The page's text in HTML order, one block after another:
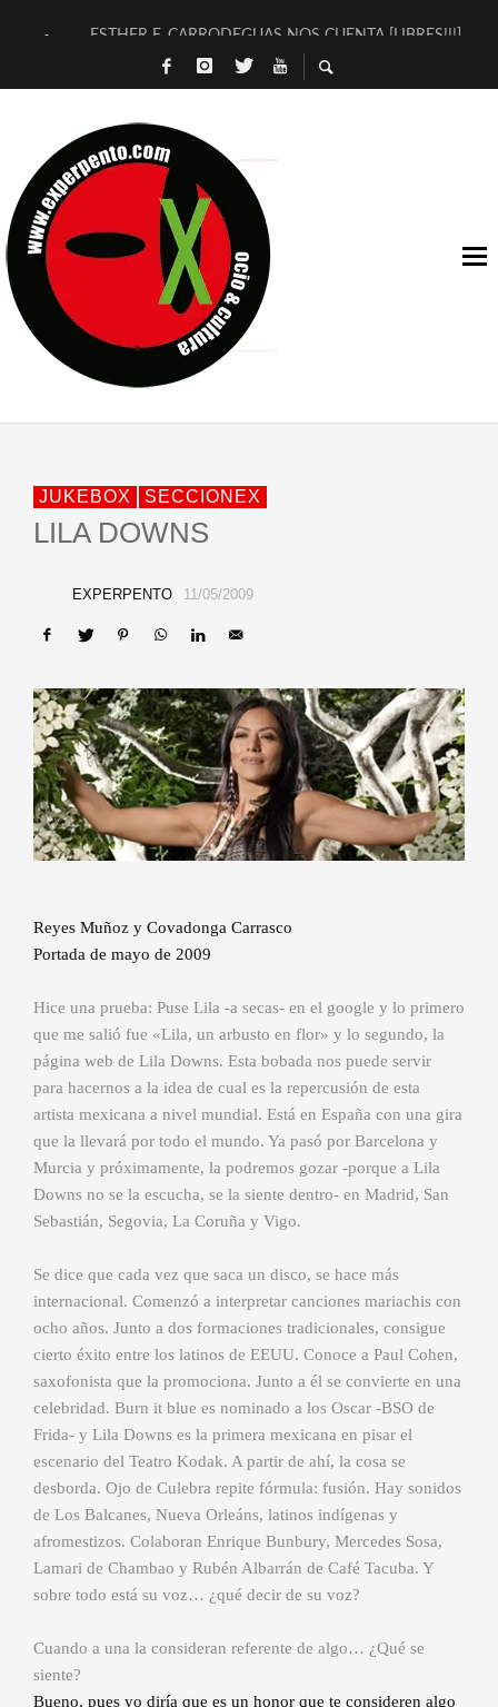
ESTHER F. CARRODEGUAS NOS CUENTA [LIBRES!!!]
[TERRA DE GUAPES] DE SANDRA MONFORT
TIMBRE 4, LA ESCUELA DEL DIRECTOR TEATRAL CLAUDIO
30 AÑOS (NO ES NADA) DE LA KATARSIS DEL TOMATAZO
MILITARES JUDÍAS EN #EXVITA
D’BALDOMEROS REINVENTAN [BITÁCORA 3.0] EN EXVITA
MARSHALL FLASH PRESENTA EN EXVITA [RELATIVA
JOFRE BARDAGÍ EN EXVITA INTERPRETANDO A SERRAT
JUKEBOX SECCIONEX
LILA DOWNS
EXPERPENTO 11/05/2009
Reyes Muñoz y Covadonga Carrasco
Portada de mayo de 2009
Hice una prueba: Puse Lila -a secas- en el google y lo primero
que me salió fue «Lila, un arbusto en flor» y lo segundo, la
página web de Lila Downs. Esta bobada nos puede servir
para hacernos a la idea de cual es la repercusión de esta
artista mexicana a nivel mundial. Está en España con una gira
que la llevará por todo el mundo. Ya pasó por Barcelona y
Murcia y próximamente, la podremos gozar -porque a Lila
Downs no se la escucha, se la siente dentro- en Madrid, San
Sebastián, Segovia, La Coruña y Vigo.
Se dice que cada vez que saca un disco, se hace más
internacional. Comenzó a interpretar canciones mariachis con
ocho años. Junto a dos formaciones tradicionales, consigue
cierto éxito entre los latinos de EEUU. Conoce a Paul Cohen,
saxofonista que la promociona. Junto a él se convierte en una
celebridad. Burn it blue es nominado a los Oscar -BSO de
Frida- y Lila Downs es la primera mexicana en pisar el
escenario del Teatro Kodak. A partir de ahí, la cosa se
desborda. Ojo de Culebra repite fórmula: fusión. Hay sonidos
de Los Balcanes, Nueva Orleáns, latinos indígenas y
afromestizos. Colaboran Enrique Bunbury, Mercedes Sosa,
Lamari de Chambao y Rubén Albarrán de Café Tacuba. Y
sobre todo está su voz… ¿qué decir de su voz?
Cuando a una la consideran referente de algo… ¿Qué se
siente?
Bueno, pues yo diría que es un honor que te consideren algo